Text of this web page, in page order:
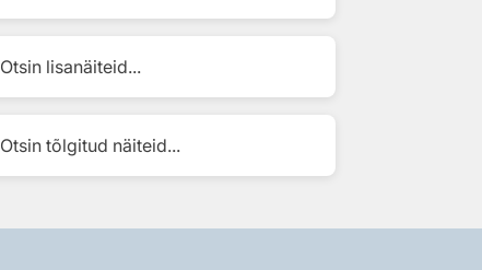
Otsin lisanäiteid...
Otsin tõlgitud näiteid...